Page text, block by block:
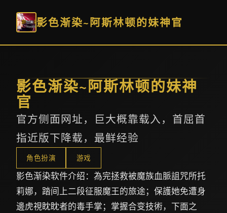
影色渐染~阿斯林顿的妹神官
影色渐染~阿斯林顿的妹神
官
官方侧面网址，巨大概靠载入，首屈首
指近版下降载，最鲜经验
角色扮演 游戏
影色渐染软件介绍：為完拯救被魔族血脈詛咒所托
莉娜，踏间上二段征服魔王的旅途；保護她免遭身
邊虎視眈眈者的毒手掌；掌握合变技術，下面之